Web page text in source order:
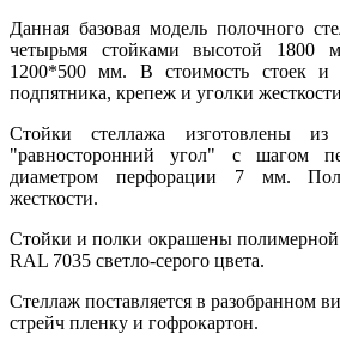
Данная базовая модель полочного
четырьмя стойками высотой
1200*500 мм. В стоимость стоек и
подпятника, крепеж и уголки
Стойки стеллажа изготовлены
"равносторонний угол" с шагом
диаметром перфорации 7 мм.
жесткости.
Стойки и полки окрашены полимерной
RAL 7035 светло-серого цвета.
Стеллаж поставляется в разобранном
стрейч пленку и гофрокартон.